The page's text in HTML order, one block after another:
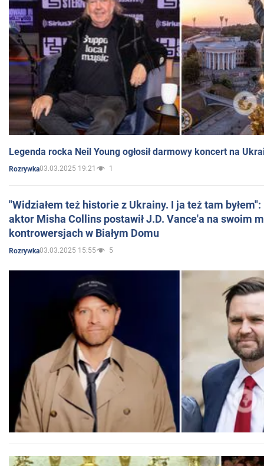
Legenda rocka Neil Young ogłosił darmowy koncert na
Rozrywka03.03.2025 19:21 1
"Widziałem też historie z Ukrainy. I ja też tam
aktor Misha Collins postawił J.D. Vance'a na swoim
kontrowersjach w Białym Domu
Rozrywka03.03.2025 15:55 5